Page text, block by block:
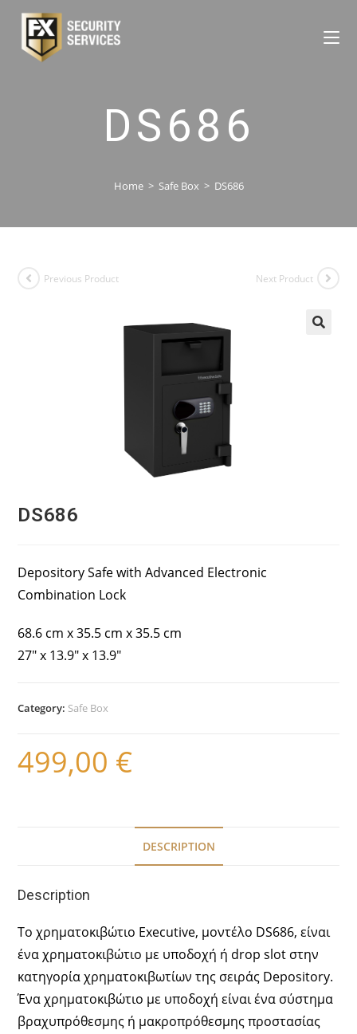
DS686
Home > Safe Box > DS686
Previous Product Next Product
DS686
Depository Safe with Advanced Electronic
Combination Lock
68.6 cm x 35.5 cm x 35.5 cm
27″ x 13.9″ x 13.9″
Category: Safe Box
499,00 €
DESCRIPTION
Description
Το χρηματοκιβώτιο Executive, μοντέλο DS686, είναι
ένα χρηματοκιβώτιο με υποδοχή ή drop slot στην
κατηγορία χρηματοκιβωτίων της σειράς Depository.
Ένα χρηματοκιβώτιο με υποδοχή είναι ένα σύστημα
βραχυπρόθεσμης ή μακροπρόθεσμης προστασίας